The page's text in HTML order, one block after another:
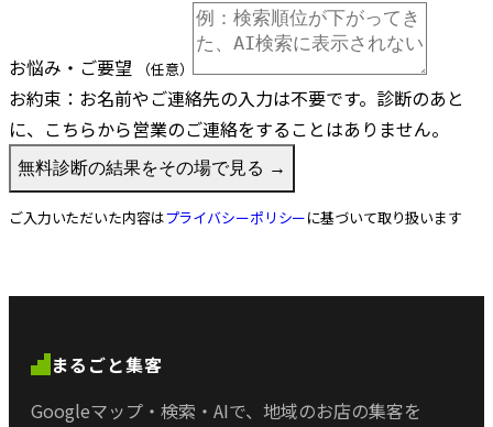
お悩み・ご要望 （任意）
お約束： お名前やご連絡先の入力は不要です。診断のあと
に、こちらから営業のご連絡をすることはありません。
無料診断の結果をその場で見る →
ご入力いただいた内容はプライバシーポリシーに基づいて取り扱います
まるごと集客
Googleマップ・検索・AIで、 地域のお店の集客を